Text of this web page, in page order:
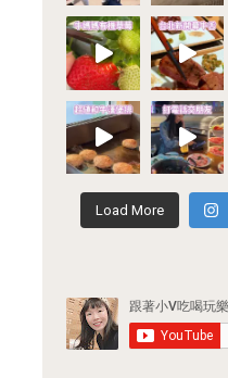
Load More